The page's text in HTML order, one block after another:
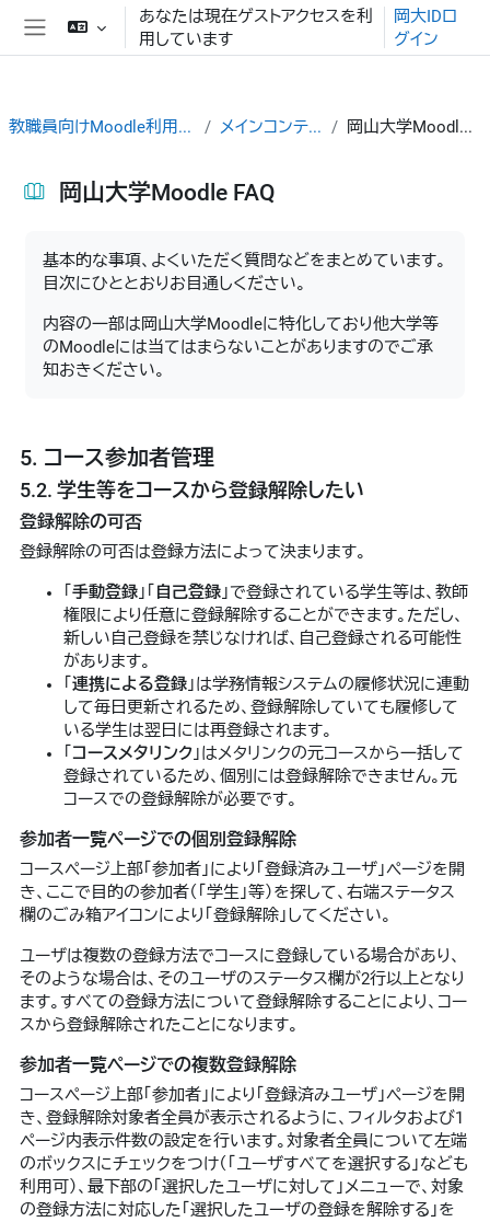
メインコンテンツへスキップする
サイドパネル
あなたは現在ゲストアクセスを利
用しています
岡大IDロ
グイン
岡山大学Moodle FAQ
基本的な事項、よくいただく質問などをまとめています。
目次にひととおりお目通しください。
内容の一部は岡山大学Moodleに特化しており他大学等
のMoodleには当てはまらないことがありますのでご承
知おきください。
5. コース参加者管理
5.2. 学生等をコースから登録解除したい
登録解除の可否
登録解除の可否は登録方法によって決まります。
手動登録 」「 自己登録 」で登録されている学生等は、教師
権限により任意に登録解除することができます。ただし、
新しい自己登録を禁じなければ、自己登録される可能性
があります。
連携による登録 」は学務情報システムの履修状況に連動
して毎日更新されるため、登録解除していても履修して
いる学生は翌日には再登録されます。
コースメタリンク 」はメタリンクの元コースから一括して
登録されているため、個別には登録解除できません。元
コースでの登録解除が必要です。
参加者一覧ページでの個別登録解除
コースページ上部「参加者」により「登録済みユーザ」ページを開
き、ここで目的の参加者（「学生」等）を探して、右端ステータス
欄のごみ箱アイコンにより「登録解除」してください。
ユーザは複数の登録方法でコースに登録している場合があり、
そのような場合は、そのユーザのステータス欄が2行以上となり
ます。すべての登録方法について登録解除することにより、コー
スから登録解除されたことになります。
参加者一覧ページでの複数登録解除
コースページ上部「参加者」により「登録済みユーザ」ページを開
き、登録解除対象者全員が表示されるように、フィルタおよび1
ページ内表示件数の設定を行います。対象者全員について左端
のボックスにチェックをつけ（「ユーザすべてを選択する」なども
利用可）、最下部の「選択したユーザに対して」メニューで、対象
の登録方法に対応した「選択したユーザの登録を解除する」を